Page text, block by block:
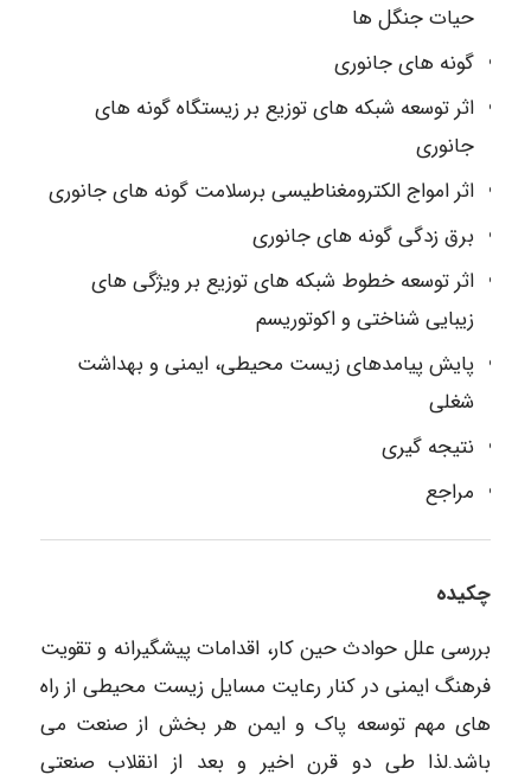
حیات جنگل ها
گونه های جانوری
اثر توسعه شبکه های توزیع بر زیستگاه گونه های
جانوری
اثر امواج الکترومغناطیسی برسلامت گونه های جانوری
برق زدگی گونه های جانوری
اثر توسعه خطوط شبکه های توزیع بر ویژگی های
زیبایی شناختی و اکوتوریسم
پایش پیامدهای زیست محیطی، ایمنی و بهداشت
شغلی
نتیجه گیری
مراجع
چکیده
بررسی علل حوادث حین کار، اقدامات پیشگیرانه و تقویت
فرهنگ ایمنی در کنار رعایت مسایل زیست محیطی از راه
های مهم توسعه پاک و ایمن هر بخش از صنعت می
باشد.لذا طی دو قرن اخیر و بعد از انقلاب صنعتی